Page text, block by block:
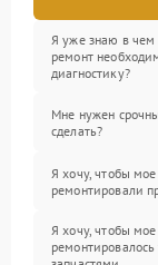
Я уже знаю в чем
ремонт
диагностику?
Мне нужен
сделать?
Я хочу, чтобы мое
ремонтировали
Я хочу, чтобы мое